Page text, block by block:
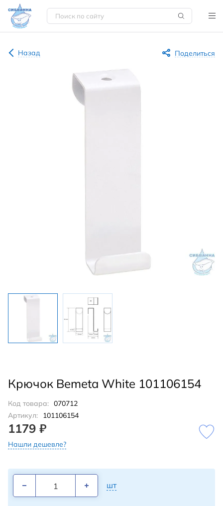
Назад Поделиться
Крючок Bemeta White 101106154
Код товара: 070712
Артикул:
101106154
1179 ₽
Нашли дешевле?
шт